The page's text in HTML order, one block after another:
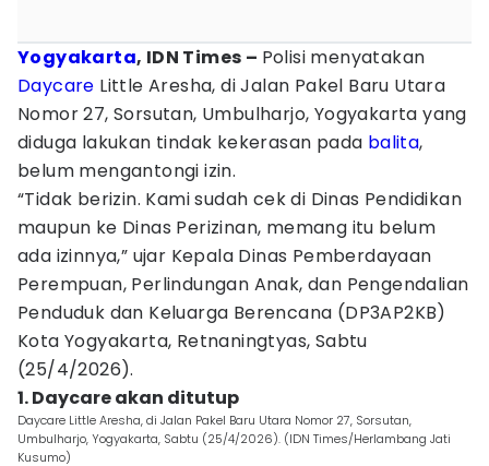
Yogyakarta, IDN Times – Polisi menyatakan
Daycare Little Aresha, di Jalan Pakel Baru Utara
Nomor 27, Sorsutan, Umbulharjo, Yogyakarta yang
diduga lakukan tindak kekerasan pada balita,
belum mengantongi izin.
“Tidak berizin. Kami sudah cek di Dinas Pendidikan
maupun ke Dinas Perizinan, memang itu belum
ada izinnya,” ujar Kepala Dinas Pemberdayaan
Perempuan, Perlindungan Anak, dan Pengendalian
Penduduk dan Keluarga Berencana (DP3AP2KB)
Kota Yogyakarta, Retnaningtyas, Sabtu
(25/4/2026).
1. Daycare akan ditutup
Daycare Little Aresha, di Jalan Pakel Baru Utara Nomor 27, Sorsutan,
Umbulharjo, Yogyakarta, Sabtu (25/4/2026). (IDN Times/Herlambang Jati
Kusumo)